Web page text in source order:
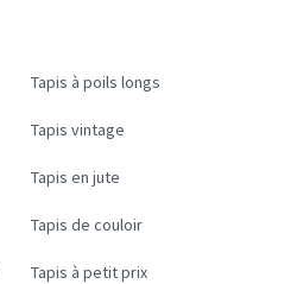
Tapis à poils longs
Tapis vintage
Tapis en jute
Tapis de couloir
Tapis à petit prix